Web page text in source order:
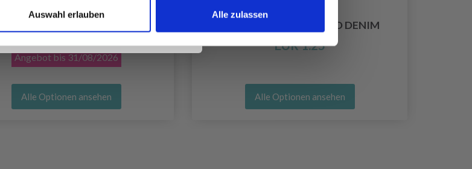
Auswahl erlauben Alle zulassen
DROPS FABEL PRINT
EUR 1.90
Angebot bis31/08/2026
Alle Optionen ansehen
DROPS PARIS RECYCLED DENIM
EUR 1.25
Alle Optionen ansehen
Nein, danke